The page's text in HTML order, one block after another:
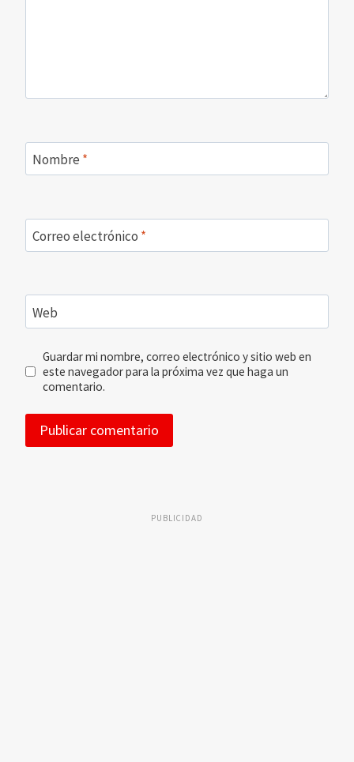
Nombre *
Correo electrónico *
Web
Guardar mi nombre, correo electrónico y sitio web en
este navegador para la próxima vez que haga un
comentario.
PUBLICIDAD